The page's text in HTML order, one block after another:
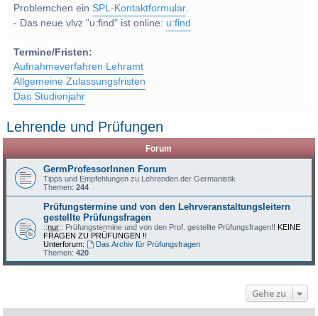
Problemchen einSPL-Kontaktformular.
- Das neue vlvz "u:find" ist online: u:find
Termine/Fristen:
Aufnahmeverfahren Lehramt
Allgemeine Zulassungsfristen
Das Studienjahr
Lehrende und Prüfungen
Forum
GermProfessorInnen Forum
Tipps und Empfehlungen zu Lehrenden der Germanistik
Themen:244
Prüfungstermine und von den Lehrveranstaltungsleitern
gestellte Prüfungsfragen
::nur:: Prüfungstermine und von den Prof. gestellte Prüfungsfragen!! KEINE
FRAGEN ZU PRÜFUNGEN !!
Unterforum:
Das Archiv für Prüfungsfragen
Themen:420
Gehe zu